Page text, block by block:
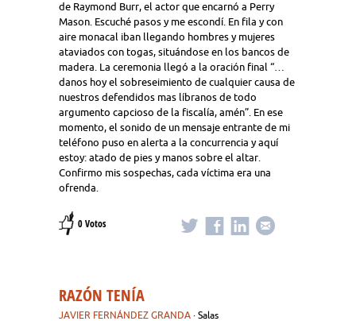
de Raymond Burr, el actor que encarnó a Perry
Mason. Escuché pasos y me escondí. En fila y con
aire monacal iban llegando hombres y mujeres
ataviados con togas, situándose en los bancos de
madera. La ceremonia llegó a la oración final “…
danos hoy el sobreseimiento de cualquier causa de
nuestros defendidos mas líbranos de todo
argumento capcioso de la fiscalía, amén”. En ese
momento, el sonido de un mensaje entrante de mi
teléfono puso en alerta a la concurrencia y aquí
estoy: atado de pies y manos sobre el altar.
Confirmo mis sospechas, cada víctima era una
ofrenda.
0 Votos
RAZÓN TENÍA
JAVIER FERNÁNDEZ GRANDA · Salas